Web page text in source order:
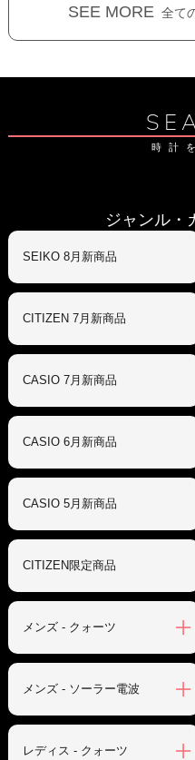
SEE MORE 全て
時計
ジャンル・
SEIKO 8月新商品
CITIZEN 7月新商品
CASIO 7月新商品
CASIO 6月新商品
CASIO 5月新商品
CITIZEN限定商品
メンズ - クォーツ
メンズ - ソーラー電波
レディス - クォーツ